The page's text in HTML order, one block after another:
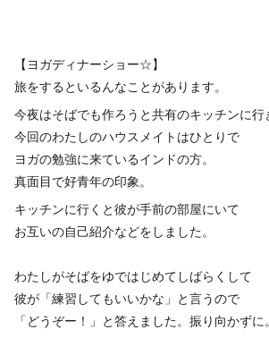
【ヨガディナーショー☆】
旅をするといるんなことがあります。
今夜はそばでも作ろうと共有のキッチンに行
今回のわたしのハウスメイトはひとりで
ヨガの勉強に来ているインドの方。
真面目で好青年の印象。
キッチンに行くと彼が手前の部屋にいて
お互いの自己紹介などをしました。
わたしがそばをゆではじめてしばらくして
彼が「練習してもいいかな」と言うので
「どうぞー！」と答えました。振り向かずに。